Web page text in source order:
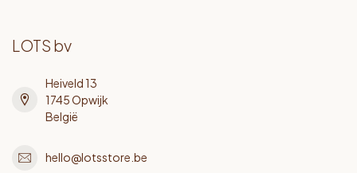
LOTS bv
Heiveld 13
1745 Opwijk
België
hello@lotsstore.be